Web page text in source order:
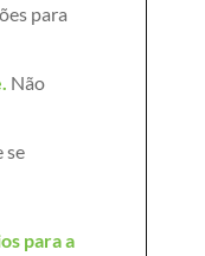
para
Não
se
para a